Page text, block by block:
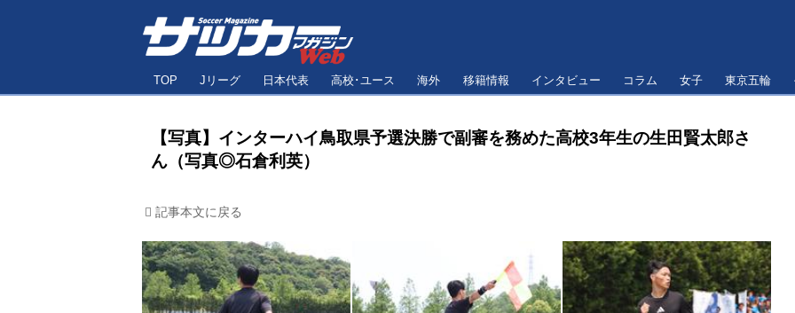
TOP Jリーグ 日本代表 高校･ユース 海外 移籍情報 インタビュー コラム 女子 東京五輪
【写真】インターハイ鳥取県予選決勝で副審を務めた高校3年生の生田賢太郎さ
ん（写真◎石倉利英）
記事本文に戻る